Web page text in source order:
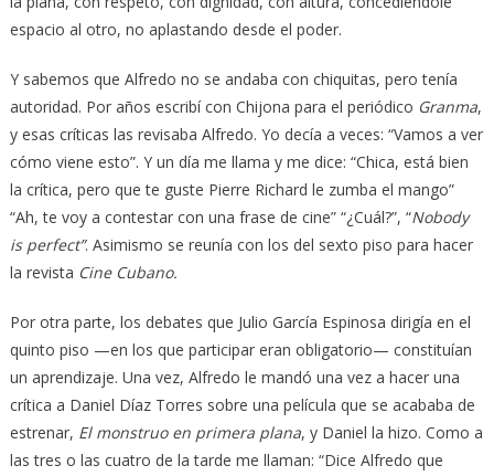
espacio al otro, no aplastando desde el poder.
Y sabemos que Alfredo no se andaba con chiquitas, pero tenía
autoridad. Por años escribí con Chijona para el periódico Granma,
y esas críticas las revisaba Alfredo. Yo decía a veces: “Vamos a ver
cómo viene esto”. Y un día me llama y me dice: “Chica, está bien
la crítica, pero que te guste Pierre Richard le zumba el mango”
“Ah, te voy a contestar con una frase de cine” “¿Cuál?”, “Nobody
is perfect”. Asimismo se reunía con los del sexto piso para hacer
la revista Cine Cubano.
Por otra parte, los debates que Julio García Espinosa dirigía en el
quinto piso —en los que participar eran obligatorio— constituían
un aprendizaje. Una vez, Alfredo le mandó una vez a hacer una
crítica a Daniel Díaz Torres sobre una película que se acababa de
estrenar, El monstruo en primera plana, y Daniel la hizo. Como a
las tres o las cuatro de la tarde me llaman: “Dice Alfredo que